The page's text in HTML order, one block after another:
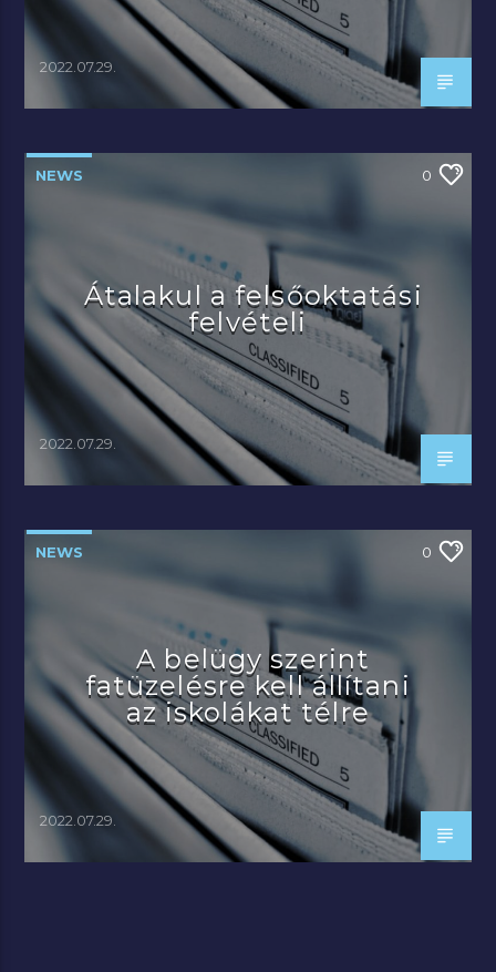
2022.07.29.
NEWS 0
Átalakul a felsőoktatási
felvételi
2022.07.29.
NEWS 0
A belügy szerint
fatüzelésre kell állítani
az iskolákat télre
2022.07.29.